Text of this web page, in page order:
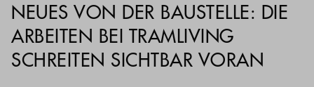
NEUES VON DER BAUSTELLE: DIE
ARBEITEN BEI TRAMLIVING
SCHREITEN SICHTBAR VORAN